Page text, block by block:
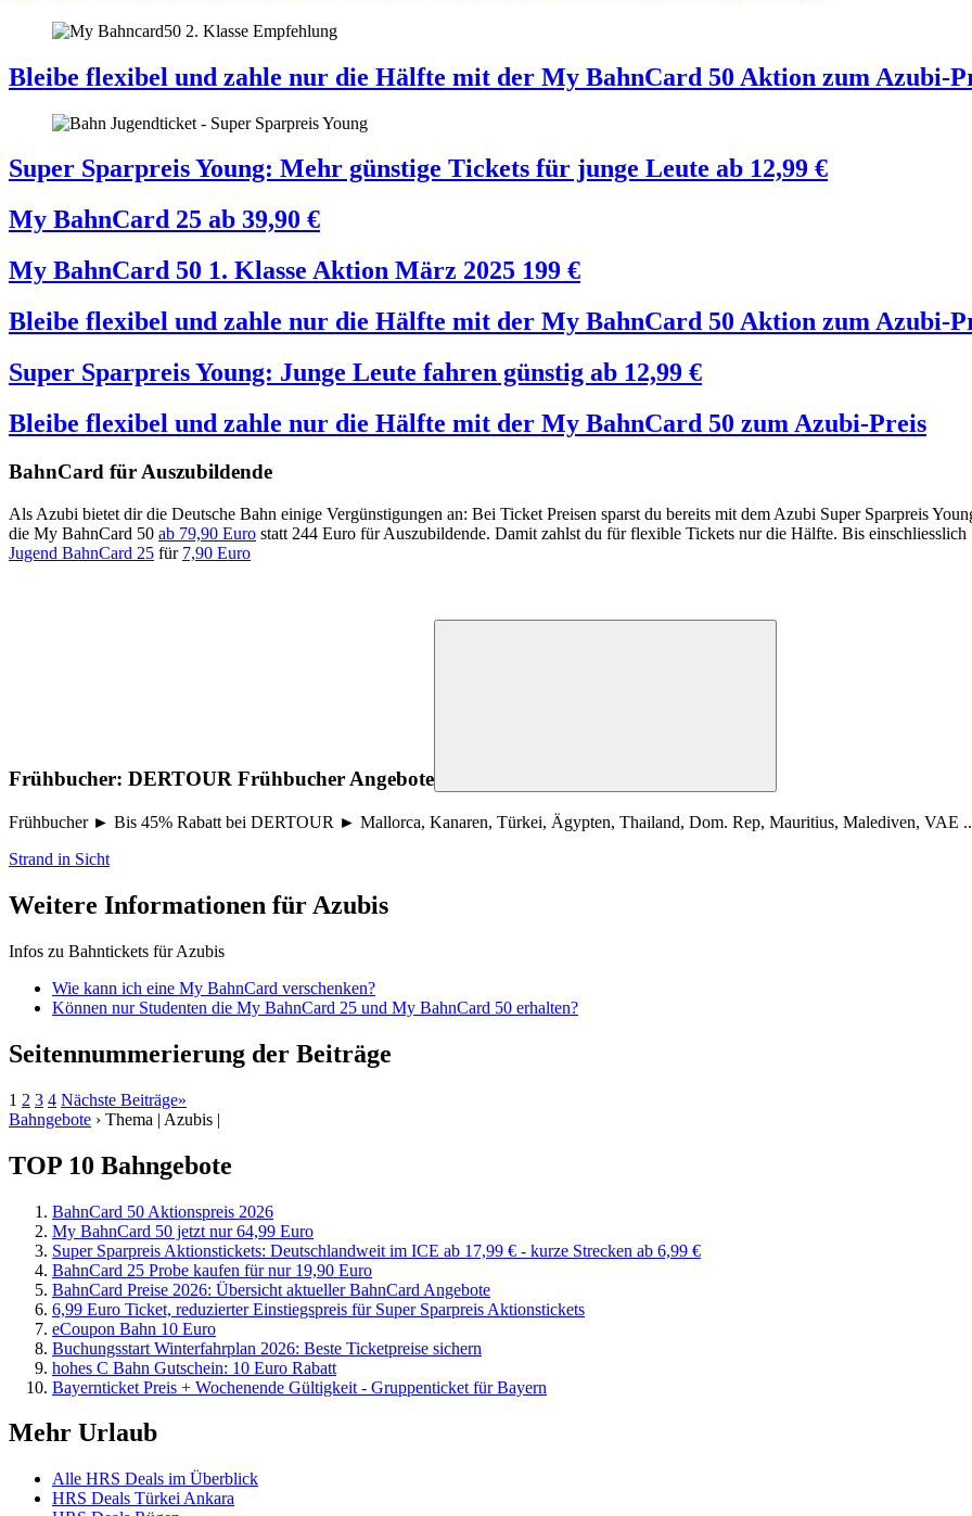
Bleibe flexibel und zahle nur die Hälfte mit der My BahnCard 50 Aktion zum Azubi-
Super Sparpreis Young: Mehr günstige Tickets für junge Leute ab 12,99 €
My BahnCard 25 ab 39,90 €
My BahnCard 50 1. Klasse Aktion März 2025 199 €
Bleibe flexibel und zahle nur die Hälfte mit der My BahnCard 50 Aktion zum Azubi-
Super Sparpreis Young: Junge Leute fahren günstig ab 12,99 €
Bleibe flexibel und zahle nur die Hälfte mit der My BahnCard 50 zum Azubi-Preis
BahnCard für Auszubildende
Als Azubi bietet dir die Deutsche Bahn einige Vergünstigungen an: Bei Ticket Preisen sparst du bereits mit dem Azubi Super Sparpreis
die My BahnCard 50 ab 79,90 Euro statt 244 Euro für Auszubildende. Damit zahlst du für flexible Tickets nur die Hälfte. Bis
Jugend BahnCard 25 für 7,90 Euro
Frühbucher: DERTOUR Frühbucher Angebote
Frühbucher ► Bis 45% Rabatt bei DERTOUR ► Mallorca, Kanaren, Türkei, Ägypten, Thailand, Dom. Rep, Mauritius, Malediven, VAE
Strand in Sicht
Weitere Informationen für Azubis
Infos zu Bahntickets für Azubis
Wie kann ich eine My BahnCard verschenken?
Können nur Studenten die My BahnCard 25 und My BahnCard 50 erhalten?
Seitennummerierung der Beiträge
1 2 3 4 Nächste Beiträge»
Bahngebote › Thema | Azubis |
TOP 10 Bahngebote
BahnCard 50 Aktionspreis 2026
My BahnCard 50 jetzt nur 64,99 Euro
Super Sparpreis Aktionstickets: Deutschlandweit im ICE ab 17,99 € - kurze Strecken ab 6,99 €
BahnCard 25 Probe kaufen für nur 19,90 Euro
BahnCard Preise 2026: Übersicht aktueller BahnCard Angebote
6,99 Euro Ticket, reduzierter Einstiegspreis für Super Sparpreis Aktionstickets
eCoupon Bahn 10 Euro
Buchungsstart Winterfahrplan 2026: Beste Ticketpreise sichern
hohes C Bahn Gutschein: 10 Euro Rabatt
Bayernticket Preis + Wochenende Gültigkeit - Gruppenticket für Bayern
Mehr Urlaub
Alle HRS Deals im Überblick
HRS Deals Türkei Ankara